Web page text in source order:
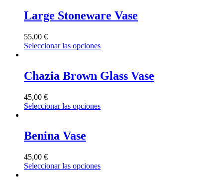
Large Stoneware Vase
55,00 €
Seleccionar las opciones
Chazia Brown Glass Vase
45,00 €
Seleccionar las opciones
Benina Vase
45,00 €
Seleccionar las opciones